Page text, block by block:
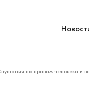
по правам человека и